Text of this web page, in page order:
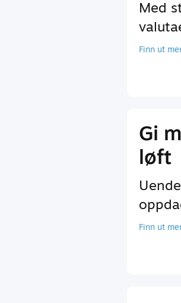
Med
Finn ut
Gi
løft
Finn ut